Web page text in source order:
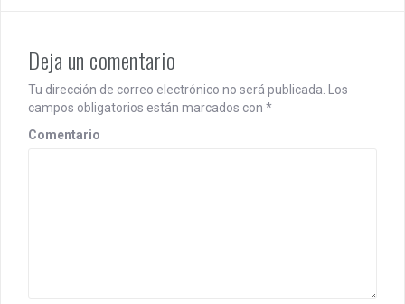
v
i
g
Deja un comentario
Tu dirección de correo electrónico no será publicada.
Los
campos obligatorios están marcados con *
Comentario